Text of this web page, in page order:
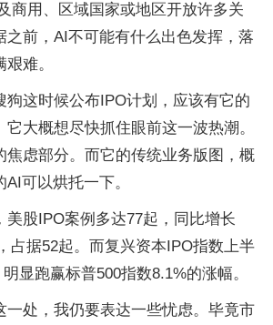
商用、区域国家或地区开放许多关
之前，AI不可能有什么出色发挥，落
难。
狗这时候公布IPO计划，应该有它的
大概想尽快抓住眼前这一波热潮。
焦虑部分。而它的传统业务版图，概
可以烘托一下。
美股IPO案例多达77起，同比增长
占据52起。而复兴资本IPO指数上半
显跑赢标普500指数8.1%的涨幅。
一处，我仍要表达一些忧虑。毕竟市